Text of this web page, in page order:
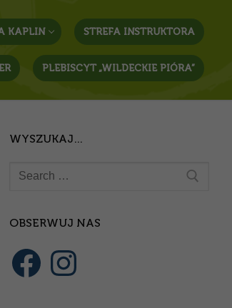
KAPLIN STREFA INSTRUKTORA
PLEBISCYT „WILDECKIE PIÓRA”
WYSZUKAJ…
Szukaj:
OBSERWUJ NAS
FacebookInstagram